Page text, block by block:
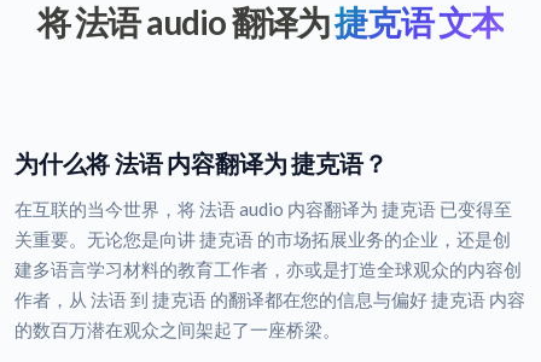
将 法语 audio 翻译为捷克语 文本
为什么将 法语 内容翻译为 捷克语？
在互联的当今世界，将 法语 audio 内容翻译为 捷克语 已变得至
关重要。无论您是向讲 捷克语 的市场拓展业务的企业，还是创
建多语言学习材料的教育工作者，亦或是打造全球观众的内容创
作者，从 法语 到 捷克语 的翻译都在您的信息与偏好 捷克语 内容
的数百万潜在观众之间架起了一座桥梁。